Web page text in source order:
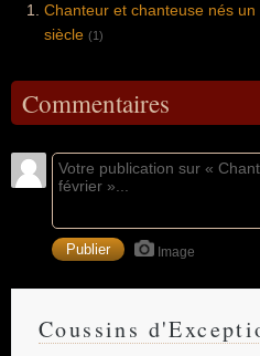
Chanteur et chanteuse nés
siècle (1)
Commentaires
Image
Coussins